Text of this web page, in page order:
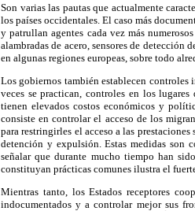
Son varias las pautas que actualmente
los países occidentales. El caso más
y patrullan agentes cada vez más
alambradas de acero, sensores de
en algunas regiones europeas, sobre todo
Los gobiernos también establecen controles
veces se practican, controles en los
tienen elevados costos económicos y
consiste en controlar el acceso de los
para restringirles el acceso a las prestaciones
detención y expulsión. Estas medidas son
señalar que durante mucho tiempo han
constituyan prácticas comunes ilustra el
Mientras tanto, los Estados receptores
indocumentados y a controlar mejor sus